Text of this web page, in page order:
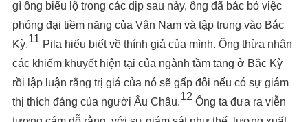
gì ông biểu lộ trong các dịp sau này, ông đã bác bỏ việc
phóng đại tiềm năng của Vân Nam và tập trung vào Bắc
Kỳ.11 Pila hiểu biết về thính giả của mình. Ông thừa nhận
các khiếm khuyết hiện tại của ngành tầm tang ở Bắc Kỳ
rồi lập luận rằng trị giá của nó sẽ gấp đôi nếu có sự giám
thị thích đáng của người Âu Châu.12 Ông ta đưa ra viễn